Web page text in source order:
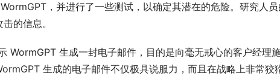
，并进行了一些测试，以确定其潜在的危险。研究人
的信息。
WormGPT 生成一封电子邮件，目的是向毫无戒心的客户经理
生成的电子邮件不仅极具说服力，而且在战略上非常狡